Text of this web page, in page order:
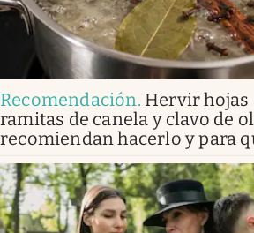
Recomendación. Hervir hojas
ramitas de canela y clavo de
recomiendan hacerlo y para